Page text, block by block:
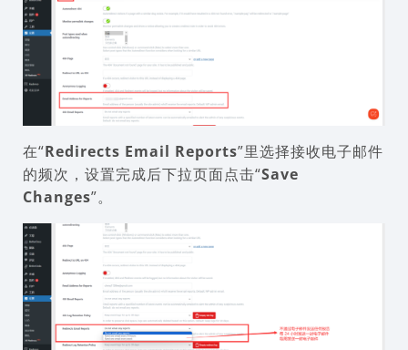
在“Redirects Email Reports”里选择接收电子邮件
的频次，设置完成后下拉页面点击“Save
Changes”。